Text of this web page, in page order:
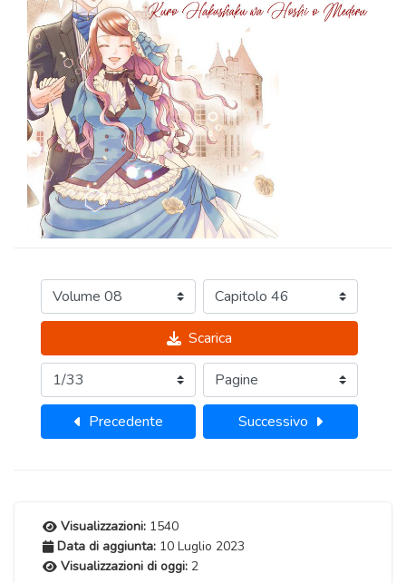
Scarica
Precedente Successivo
Visualizzazioni: 1540
Data di aggiunta: 10 Luglio 2023
Visualizzazioni di oggi: 2